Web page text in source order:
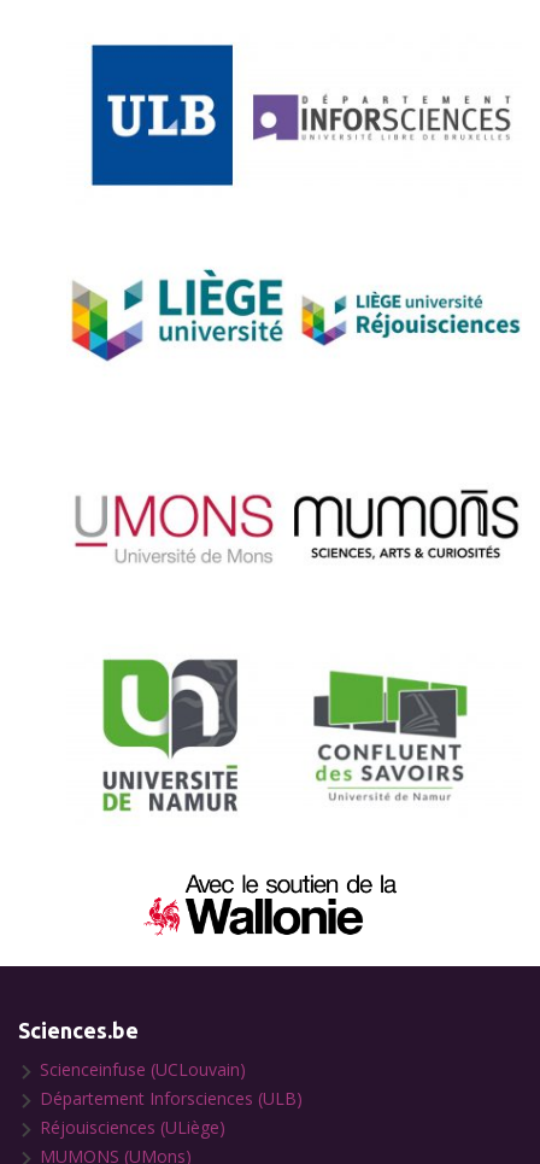
Sciences.be
Scienceinfuse (UCLouvain)
Département Inforsciences (ULB)
Réjouisciences (ULiège)
MUMONS (UMons)